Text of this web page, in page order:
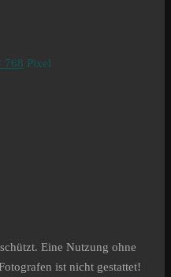
768 Pixel
Eine Nutzung ohne
ist nicht gestattet!